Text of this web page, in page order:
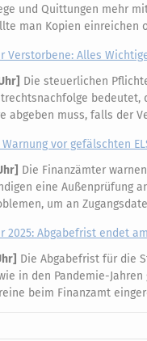
und Quittungen mehr
man Kopien einreichen
Verstorbene: Alles
] Die steuerlichen
abgeben muss, falls der
vor gefälschten
] Die Finanzämter
eine Außenprüfung
um an
2025: Abgabefrist endet
] Die Abgabefrist für die
in den Pandemie-
beim Finanzamt